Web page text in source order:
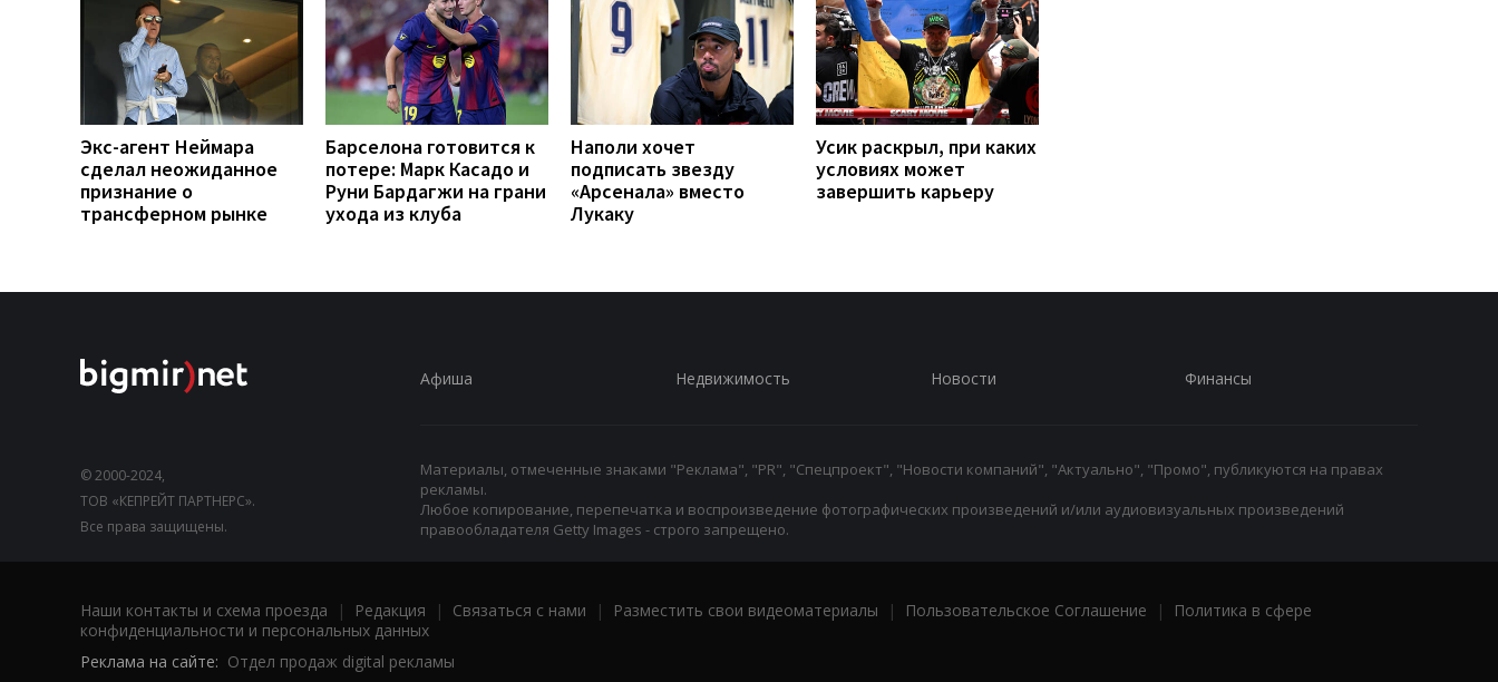
Экс-агент Неймара
сделал неожиданное
признание о
трансферном рынке
Барселона готовится к
потере: Марк Касадо и
Руни Бардагжи на грани
ухода из клуба
Наполи хочет
подписать звезду
«Арсенала» вместо
Лукаку
Усик раскрыл, при каких
условиях может
завершить карьеру
© 2000-2024,
ТОВ «КЕПРЕЙТ ПАРТНЕРС».
Все права защищены.
Афиша Недвижимость Новости Финансы
Материалы, отмеченные знаками "Реклама", "PR", "Спецпроект", "Новости компаний", "Актуально", "Промо", публикуются на правах
рекламы.
Любое копирование, перепечатка и воспроизведение фотографических произведений и/или аудиовизуальных произведений
правообладателя Getty Images - строго запрещено.
Наши контакты и схема проезда | Редакция | Связаться с нами | Разместить свои видеоматериалы | Пользовательское Соглашение |
Политика в сфере
конфиденциальности и персональных данных
Реклама на сайте: Отдел продаж digital рекламы